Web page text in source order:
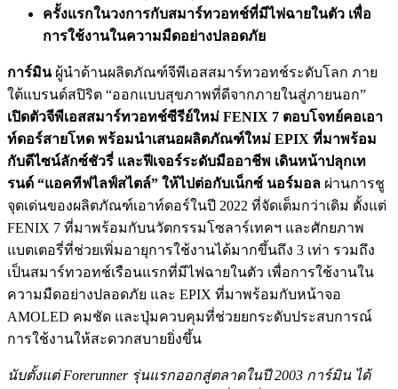
ครั้งแรกในวงการกับสมาร์ทวอทช์ที่มีไฟฉายในตัว เพื่อ
การใช้งานในความมืดอย่างปลอดภัย
การ์มินผู้นำด้านผลิตภัณฑ์จีพีเอสสมาร์ทวอทช์ระดับโลก ภาย
ใต้แบรนด์สปิริต “ออกแบบสุขภาพที่ดีจากภายในสู่ภายนอก”
เปิดตัวจีพีเอสสมาร์ทวอทช์ซีรีย์ใหม่ FENIX 7 ตอบโจทย์คอเอา
ท์ดอร์สายโหด พร้อมนำเสนอผลิตภัณฑ์ใหม่ EPIX ที่มาพร้อม
กับดีไซน์ลักซ์ชัวรี่ และฟีเจอร์ระดับมืออาชีพ เดินหน้าปลุกเท
รนด์ “แอคทีฟไลฟ์สไตล์” ให้ไปต่อกับเน็กซ์ นอร์มอล ผ่านการชู
จุดเด่นของผลิตภัณฑ์เอาท์ดอร์ในปี 2022 ที่จัดเต็มกว่าเดิม ตั้งแต่
FENIX 7 ที่มาพร้อมกับนวัตกรรมโซลาร์เทคฯ และศักยภาพ
แบตเตอรี่ที่ช่วยเพิ่มอายุการใช้งานได้มากขึ้นถึง 3 เท่า รวมถึง
เป็นสมาร์ทวอทช์เรือนแรกที่มีไฟฉายในตัว เพื่อการใช้งานใน
ความมืดอย่างปลอดภัย และ EPIX ที่มาพร้อมกับหน้าจอ
AMOLED คมชัด และปุ่มควบคุมที่ช่วยยกระดับประสบการณ์
การใช้งานให้สะดวกสบายยิ่งขึ้น
นับตั้งแต่ Forerunner รุ่นแรกออกสู่ตลาดในปี 2003 การ์มิน ได้